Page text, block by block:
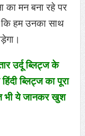
का मन बना रहे पर
हम उनका साथ
उर्दू ब्लिट्ज के
ब्लिट्ज का पूरा
भी ये जानकर खुश